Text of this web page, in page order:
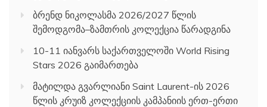
ბრენდ ნიკოლასმა 2026/2027 წლის
შემოდგომა–ზამთრის კოლექცია წარადგინა
10-11 იანვარს საქართველოში World Rising
Stars 2026 გაიმართება
მატილდა გვარლიანი Saint Laurent-ის 2026
წლის კრუიზ კოლექციის კამპანიის ერთ-ერთი